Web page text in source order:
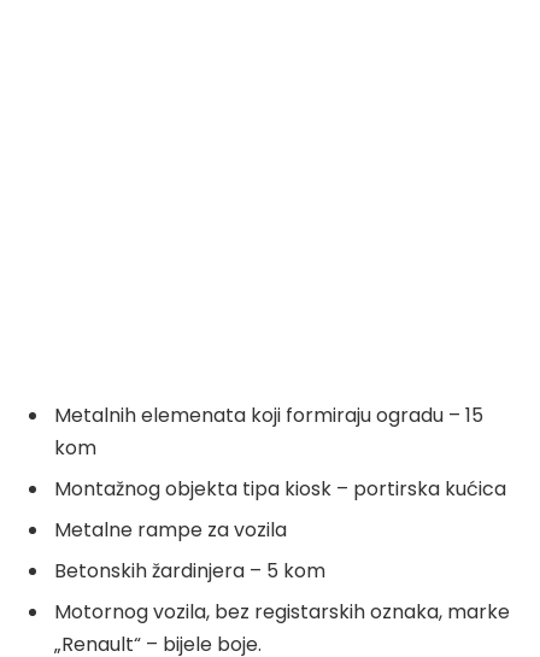
Metalnih elemenata koji formiraju ogradu – 15
kom
Montažnog objekta tipa kiosk – portirska kućica
Metalne rampe za vozila
Betonskih žardinjera – 5 kom
Motornog vozila, bez registarskih oznaka, marke
„Renault“ – bijele boje.